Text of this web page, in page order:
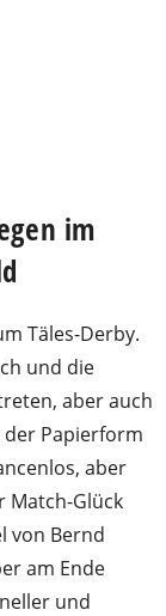
im
Täles-Derby.
und die
aber auch
Papierform
aber
Match-Glück
von Bernd
am Ende
und